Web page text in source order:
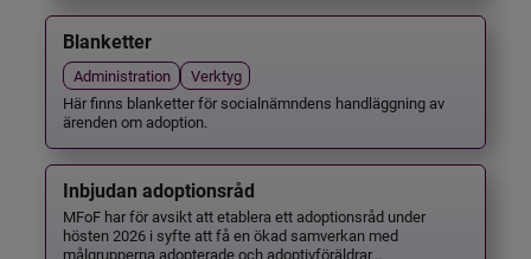
Blanketter
Administration
Verktyg
Här finns blanketter för socialnämndens handläggning av
ärenden om adoption.
Inbjudan adoptionsråd
MFoF har för avsikt att etablera ett adoptionsråd under
hösten 2026 i syfte att få en ökad samverkan med
målgrupperna adopterade och adoptivföräldrar...